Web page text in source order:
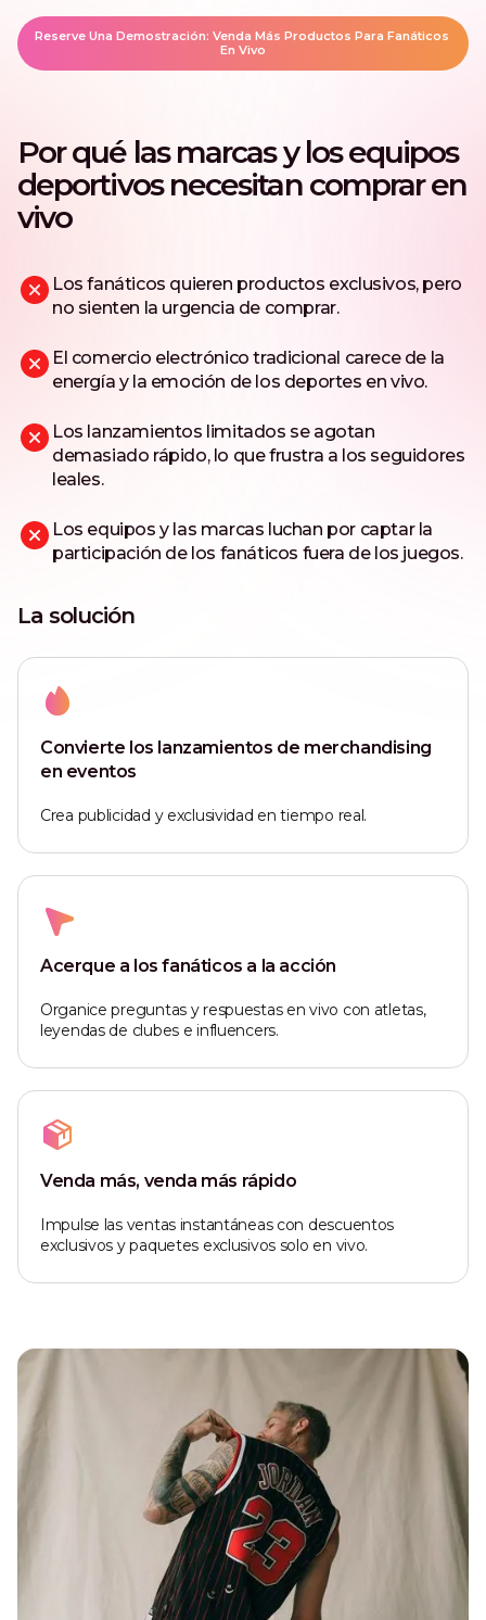
Reserve Una Demostración: Venda Más Productos Para Fanáticos
En Vivo
Por qué las marcas y los equipos
deportivos necesitan comprar en
vivo
Los fanáticos quieren productos exclusivos, pero
no sienten la urgencia de comprar.
El comercio electrónico tradicional carece de la
energía y la emoción de los deportes en vivo.
Los lanzamientos limitados se agotan
demasiado rápido, lo que frustra a los seguidores
leales.
Los equipos y las marcas luchan por captar la
participación de los fanáticos fuera de los juegos.
La solución
Convierte los lanzamientos de merchandising
en eventos
Crea publicidad y exclusividad en tiempo real.
Acerque a los fanáticos a la acción
Organice preguntas y respuestas en vivo con atletas,
leyendas de clubes e influencers.
Venda más, venda más rápido
Impulse las ventas instantáneas con descuentos
exclusivos y paquetes exclusivos solo en vivo.